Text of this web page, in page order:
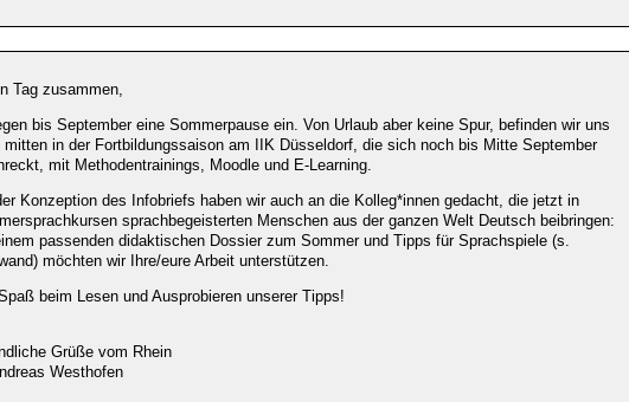
Tag zusammen,
bis September eine Sommerpause ein. Von Urlaub aber keine Spur, befinden wir uns
mitten in der Fortbildungssaison am IIK Düsseldorf, die sich noch bis Mitte September
mit Methodentrainings, Moodle und E-Learning.
Konzeption des Infobriefs haben wir auch an die Kolleg*innen gedacht, die jetzt in
sprachbegeisterten Menschen aus der ganzen Welt Deutsch beibringen:
passenden didaktischen Dossier zum Sommer und Tipps für Sprachspiele (s.
möchten wir Ihre/eure Arbeit unterstützen.
beim Lesen und Ausprobieren unserer Tipps!
Grüße vom Rhein
Westhofen